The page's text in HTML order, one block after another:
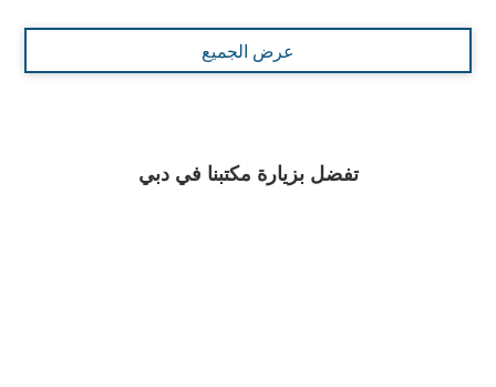
عرض الجميع
تفضل بزيارة مكتبنا في دبي